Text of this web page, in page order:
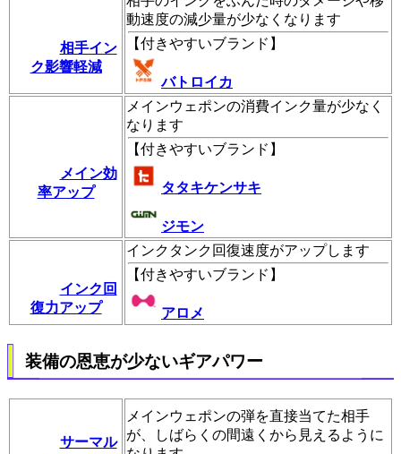
相手イン
ク影響軽減
動速度の減少量が少なくなります
【付きやすいブランド 】
バトロイカ
メイン効
率アップ
メインウェポンの消費インク量が少なく
なります
【付きやすいブランド 】
タタキケンサキ
ジモン
インク回
復力アップ
インクタンク回復速度がアップします
【付きやすいブランド 】
アロメ
装備の恩恵が少ないギアパワー
サーマル
メインウェポンの弾を直接当てた相手
が、しばらくの間遠くから見えるように